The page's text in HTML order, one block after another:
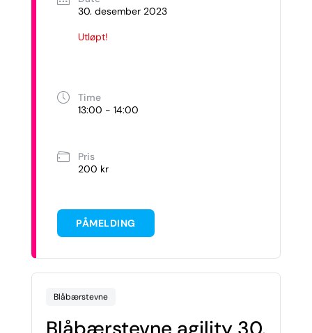
30. desember 2023
Utløpt!
Time
13:00 - 14:00
Pris
200 kr
PÅMELDING
Blåbærstevne